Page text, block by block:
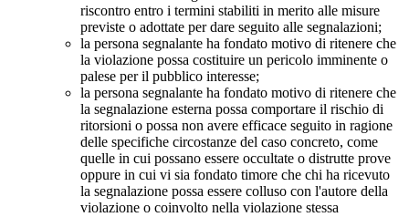
riscontro entro i termini stabiliti in merito alle misure
previste o adottate per dare seguito alle segnalazioni;
la persona segnalante ha fondato motivo di ritenere che
la violazione possa costituire un pericolo imminente o
palese per il pubblico interesse;
la persona segnalante ha fondato motivo di ritenere che
la segnalazione esterna possa comportare il rischio di
ritorsioni o possa non avere efficace seguito in ragione
delle specifiche circostanze del caso concreto, come
quelle in cui possano essere occultate o distrutte prove
oppure in cui vi sia fondato timore che chi ha ricevuto
la segnalazione possa essere colluso con l'autore della
violazione o coinvolto nella violazione stessa